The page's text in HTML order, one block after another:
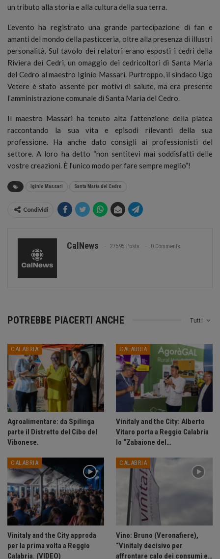
un tributo alla storia e alla cultura della sua terra.
L’evento ha registrato una grande partecipazione di fan e
amanti del mondo della pasticceria, oltre alla presenza di illustri
personalità. Sul tavolo dei relatori erano esposti i cedri della
Riviera dei Cedri, un omaggio dei cedricoltori di Santa Maria
del Cedro al maestro Iginio Massari. Purtroppo, il sindaco Ugo
Vetere è stato assente per motivi di salute, ma era presente
l’amministrazione comunale di Santa Maria del Cedro.
Il maestro Massari ha tenuto alta l’attenzione della platea
raccontando la sua vita e episodi rilevanti della sua
professione. Ha anche dato consigli ai professionisti del
settore. A loro ha detto “non sentitevi mai soddisfatti delle
vostre creazioni. È l’unico modo per fare sempre meglio”!
Iginio Massari Santa Maria del Cedro
Condividi
CalNews 27595 Posts 0 Comments
Tutti
POTREBBE PIACERTI ANCHE
CALABRIA
Agroalimentare: da Spilinga
parte il Distretto del Cibo del
Vibonese.
CALABRIA
Vinitaly and the City: Alberto
Vitaro porta a Reggio Calabria
lo “Zabaione del…
CALABRIA
Vinitaly and the City approda
per la prima volta a Reggio
Calabria. (VIDEO)
CALABRIA
Vino: Bruno (Veronafiere),
“Vinitaly decisivo per
affrontare calo dei consumi e…